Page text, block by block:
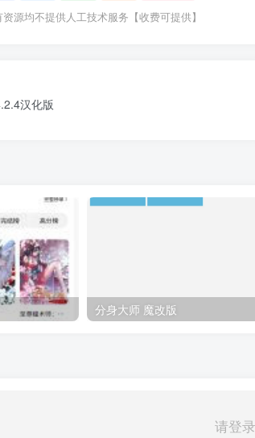
资源均不提供人工技术服务【收费可提供】
汉化版
分身大师 魔改版
请登